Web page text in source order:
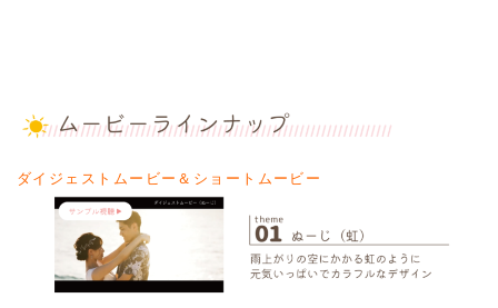
ダイジェストムービー＆ショートムービー